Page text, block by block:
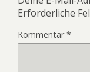
Erforderliche
Kommentar*